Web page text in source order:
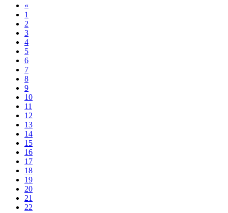
«
1
2
3
4
5
6
7
8
9
10
11
12
13
14
15
16
17
18
19
20
21
22